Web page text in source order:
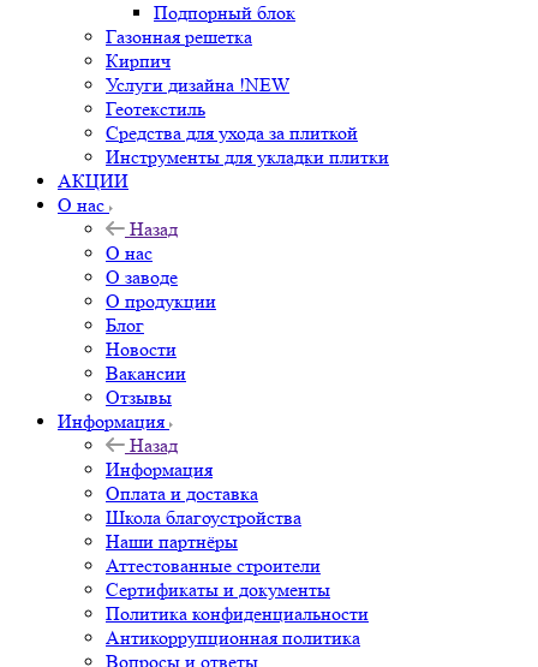
Подпорный блок
Газонная решетка
Кирпич
Услуги дизайна !NEW
Геотекстиль
Средства для ухода за плиткой
Инструменты для укладки плитки
АКЦИИ
О нас
Назад
О нас
О заводе
О продукции
Блог
Новости
Вакансии
Отзывы
Информация
Назад
Информация
Оплата и доставка
Школа благоустройства
Наши партнёры
Аттестованные строители
Сертификаты и документы
Политика конфиденциальности
Антикоррупционная политика
Вопросы и ответы